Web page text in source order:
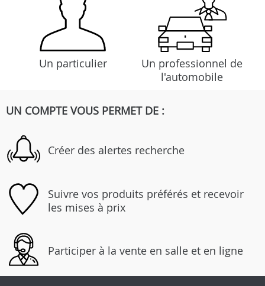
Un particulier
Un professionnel de
l'automobile
UN COMPTE VOUS PERMET DE :
Créer des alertes recherche
Suivre vos produits préférés et recevoir
les mises à prix
Participer à la vente en salle et en ligne